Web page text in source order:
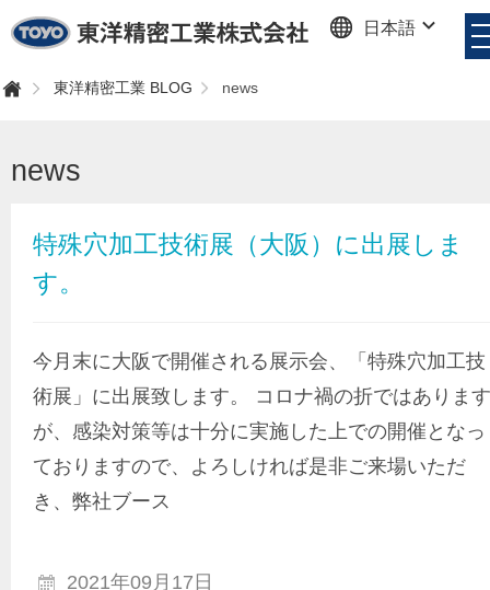
日本語
東洋精密工業 BLOG news
news
特殊穴加工技術展（大阪）に出展しま
す。
今月末に大阪で開催される展示会、「特殊穴加工技
術展」に出展致します。 コロナ禍の折ではあります
が、感染対策等は十分に実施した上での開催となっ
ておりますので、よろしければ是非ご来場いただ
き、弊社ブース
2021年09月17日